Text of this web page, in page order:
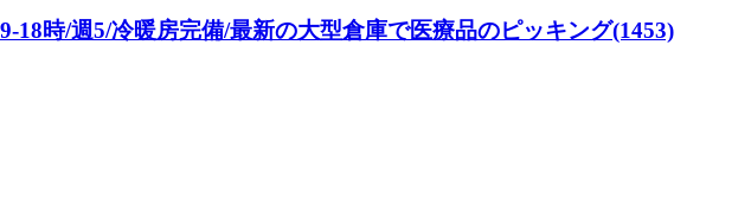
時/週5/冷暖房完備/最新の大型倉庫で医療品のピッキング(1453)